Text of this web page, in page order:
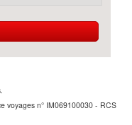
voyages n° IM069100030 - RCS